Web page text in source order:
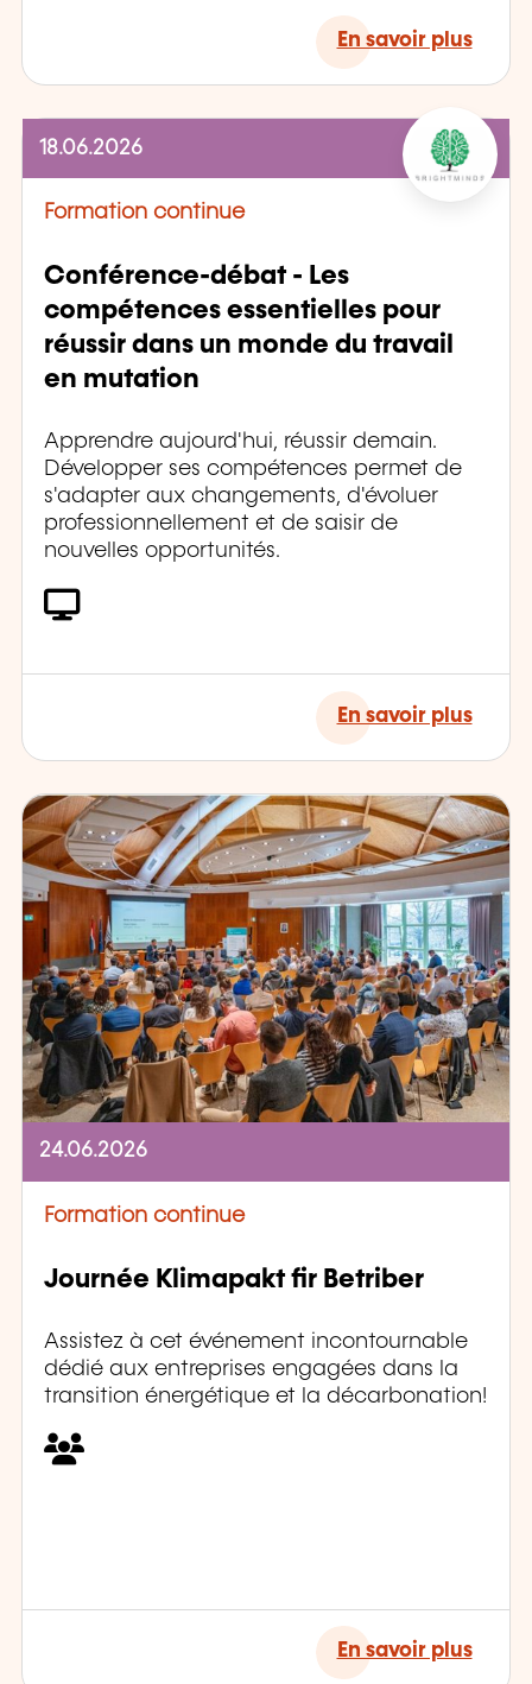
En savoir plus
18.06.2026
Formation continue
Conférence-débat - Les
compétences essentielles pour
réussir dans un monde du travail
en mutation
Apprendre aujourd'hui, réussir demain.
Développer ses compétences permet de
s'adapter aux changements, d'évoluer
professionnellement et de saisir de
nouvelles opportunités.
En savoir plus
24.06.2026
Formation continue
Journée Klimapakt fir Betriber
Assistez à cet événement incontournable
dédié aux entreprises engagées dans la
transition énergétique et la décarbonation!
En savoir plus